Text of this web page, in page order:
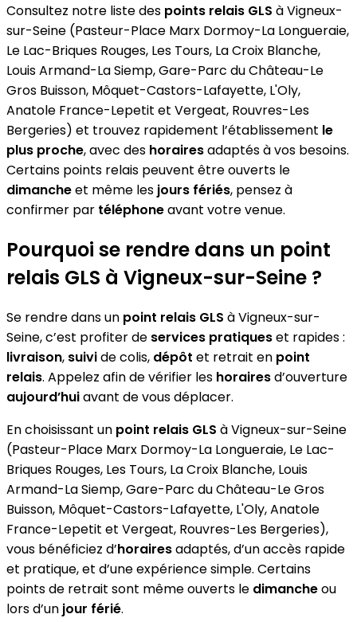
Consultez notre liste des points relais GLS à Vigneux-
sur-Seine (Pasteur-Place Marx Dormoy-La Longueraie,
Le Lac-Briques Rouges, Les Tours, La Croix Blanche,
Louis Armand-La Siemp, Gare-Parc du Château-Le
Gros Buisson, Môquet-Castors-Lafayette, L'Oly,
Anatole France-Lepetit et Vergeat, Rouvres-Les
Bergeries) et trouvez rapidement l’établissement le
plus proche, avec des horairesadaptés à vos besoins.
Certains points relais peuvent être ouverts le
dimancheet même les jours fériés, pensez à
confirmer par téléphoneavant votre venue.
Pourquoi se rendre dans un point
relais GLS à Vigneux-sur-Seine ?
Se rendre dans un point relais GLS à Vigneux-sur-
Seine, c’est profiter de services pratiqueset rapides :
livraison, suivide colis, dépôt et retrait en point
relais. Appelez afin de vérifier les horairesd’ouverture
aujourd’huiavant de vous déplacer.
En choisissant un point relais GLS à Vigneux-sur-Seine
(Pasteur-Place Marx Dormoy-La Longueraie, Le Lac-
Briques Rouges, Les Tours, La Croix Blanche, Louis
Armand-La Siemp, Gare-Parc du Château-Le Gros
Buisson, Môquet-Castors-Lafayette, L'Oly, Anatole
France-Lepetit et Vergeat, Rouvres-Les Bergeries),
vous bénéficiez d’horairesadaptés, d’un accès rapide
et pratique, et d’une expérience simple. Certains
points de retrait sont même ouverts le dimancheou
lors d’un jour férié.